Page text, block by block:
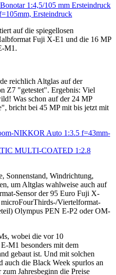
1:4,5/105 mm Ersteindruck
Ersteindruck
auf die spiegellosen
Fuji X-E1 und die 16 MP
M1.
reichlich Altglas auf der
Z7 "getestet". Ergebnis: Viel
Was schon auf der 24 MP
bricht bei 45 MP mit bis jetzt mit
NIKKOR Auto 1:3.5 f=43mm-
MULTI-COATED 1:2.8
Sonnenstand, Windrichtung,
um Altglas wahlweise auch auf
Sensor der 95 Euro Fuji X-
Viertelformat-
Olympus PEN E-P2 oder OM-
wobei die vor 10
M1 besonders mit dem
gebaut ist. Und mit solchen
auch die Black Week spurlos an
Jahresbeginn die Preise